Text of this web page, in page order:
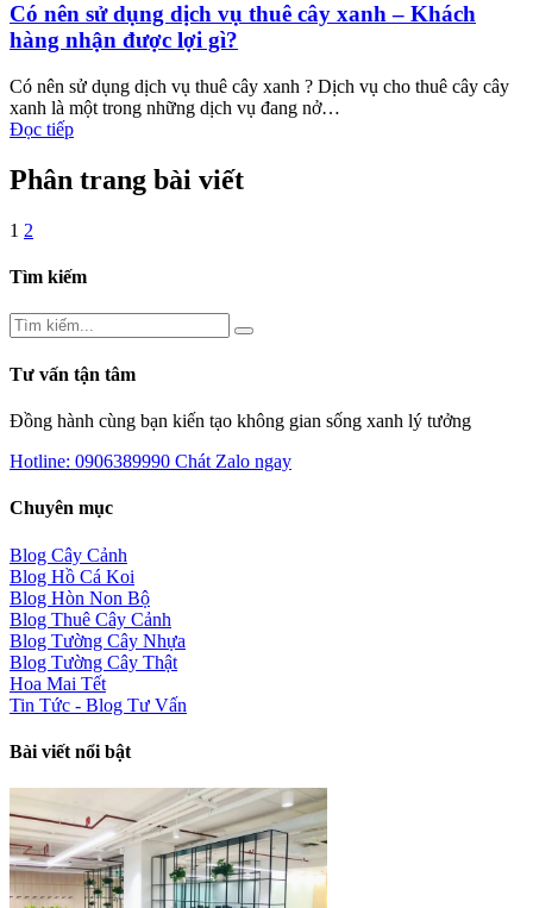
Có nên sử dụng dịch vụ thuê cây xanh – Khách
hàng nhận được lợi gì?
Có nên sử dụng dịch vụ thuê cây xanh ? Dịch vụ cho thuê cây cây
xanh là một trong những dịch vụ đang nở…
Đọc tiếp
Phân trang bài viết
1 2
Tìm kiếm
Tư vấn tận tâm
Đồng hành cùng bạn kiến tạo không gian sống xanh lý tưởng
Hotline: 0906389990 Chát Zalo ngay
Chuyên mục
Blog Cây Cảnh
Blog Hồ Cá Koi
Blog Hòn Non Bộ
Blog Thuê Cây Cảnh
Blog Tường Cây Nhựa
Blog Tường Cây Thật
Hoa Mai Tết
Tin Tức - Blog Tư Vấn
Bài viết nổi bật